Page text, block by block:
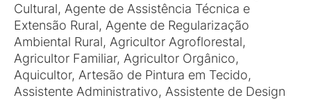
Cultural, Agente de Assistência Técnica e
Extensão Rural, Agente de Regularização
Ambiental Rural, Agricultor Agroflorestal,
Agricultor Familiar, Agricultor Orgânico,
Aquicultor, Artesão de Pintura em Tecido,
Assistente Administrativo, Assistente de Design